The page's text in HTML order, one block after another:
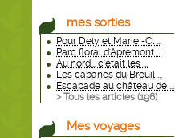
mes sorties
Pour Dely et Marie -Cl ...
Parc floral d'Apremont ...
Au nord... c'était les ...
Les cabanes du Breuil ...
Escapade au château de ...
> Tous les articles (196)
Mes voyages